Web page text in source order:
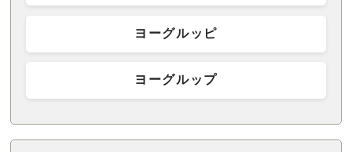
ヨーグルッピ
ヨーグルップ